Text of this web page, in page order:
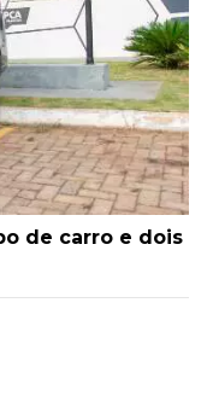
de carro e dois